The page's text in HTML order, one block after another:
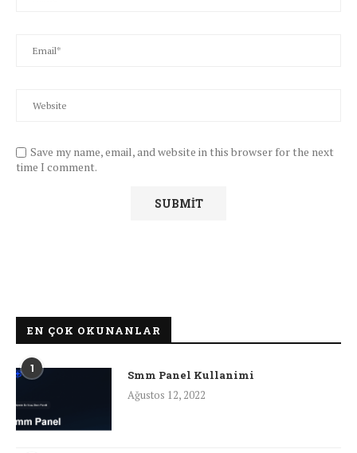
Save my name, email, and website in this browser for the next
time I comment.
EN ÇOK OKUNANLAR
1
Smm Panel Kullanimi
Ağustos 12, 2022